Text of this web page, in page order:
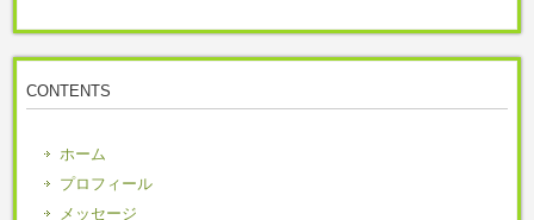
CONTENTS
ホーム
プロフィール
メッセージ